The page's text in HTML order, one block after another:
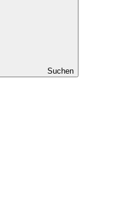
Suchen